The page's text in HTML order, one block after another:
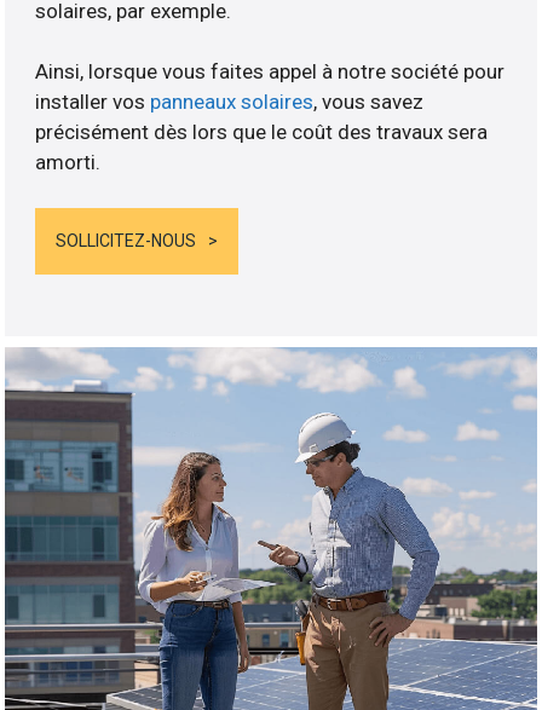
solaires, par exemple.
Ainsi, lorsque vous faites appel à notre société pour
installer vos panneaux solaires, vous savez
précisément dès lors que le coût des travaux sera
amorti.
SOLLICITEZ-NOUS